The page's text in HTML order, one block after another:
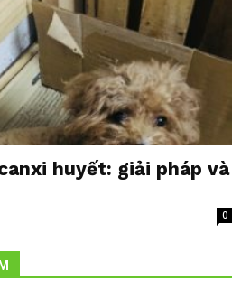
huyết: giải pháp và
0